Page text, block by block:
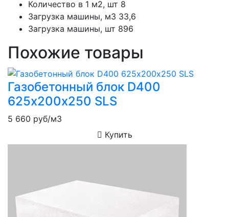
Количество в 1 м2, шт 8
Загрузка машины, м3 33,6
Загрузка машины, шт 896
Похожие товары
Газобетонный блок D400
625х200х250 SLS
5 660 руб/м3
Купить